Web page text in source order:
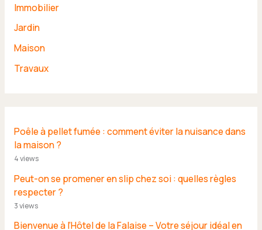
Immobilier
Jardin
Maison
Travaux
Poêle à pellet fumée : comment éviter la nuisance dans
la maison ?
4 views
Peut-on se promener en slip chez soi : quelles règles
respecter ?
3 views
Bienvenue à l’Hôtel de la Falaise – Votre séjour idéal en